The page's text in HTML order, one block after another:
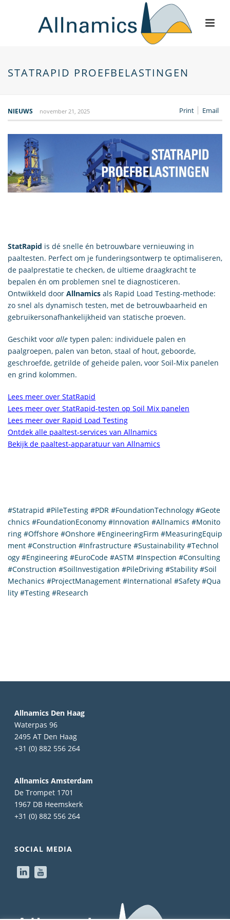
STATRAPID PROEFBELASTINGEN
Print Email
NIEUWS november 21, 2025
StatRapid is dé snelle én betrouwbare vernieuwing in
paaltesten. Perfect om je funderingsontwerp te optimaliseren,
de paalprestatie te checken, de ultieme draagkracht te
bepalen én om problemen snel te diagnosticeren.
Ontwikkeld door Allnamics als Rapid Load Testing-methode:
zo snel als dynamisch testen, met de betrouwbaarheid en
gebruikersonafhankelijkheid van statische proeven.
Geschikt voor alle typen palen: individuele palen en
paalgroepen, palen van beton, staal of hout, geboorde,
geschroefde, getrilde of geheide palen, voor Soil-Mix panelen
en grind kolommen.
Lees meer over StatRapid
Lees meer over StatRapid-testen op Soil Mix panelen
Lees meer over Rapid Load Testing
Ontdek alle paaltest-services van Allnamics
Bekijk de paaltest-apparatuur van Allnamics
#Statrapid #PileTesting #PDR #FoundationTechnology #Geote
chnics #FoundationEconomy #Innovation #Allnamics #Monito
ring #Offshore #Onshore #EngineeringFirm #MeasuringEquip
ment #Construction #Infrastructure #Sustainability #Technol
ogy #Engineering #EuroCode #ASTM #Inspection #Consulting
#Construction #SoilInvestigation #PileDriving #Stability #Soil
Mechanics #ProjectManagement #International #Safety #Qua
lity #Testing #Research
Allnamics Den Haag
Waterpas 96
2495 AT Den Haag
+31 (0) 882 556 264
Allnamics Amsterdam
De Trompet 1701
1967 DB Heemskerk
+31 (0) 882 556 264
SOCIAL MEDIA